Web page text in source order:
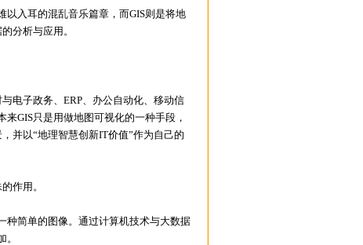
入耳的混乱音乐篇章，而GIS则是将地
分析与应用。
电子政务、ERP、办公自动化、移动信
GIS只是用做地图可视化的一种手段，
并以“地理智慧创新IT价值”作为自己的
作用。
简单的图像。通过计算机技术与大数据